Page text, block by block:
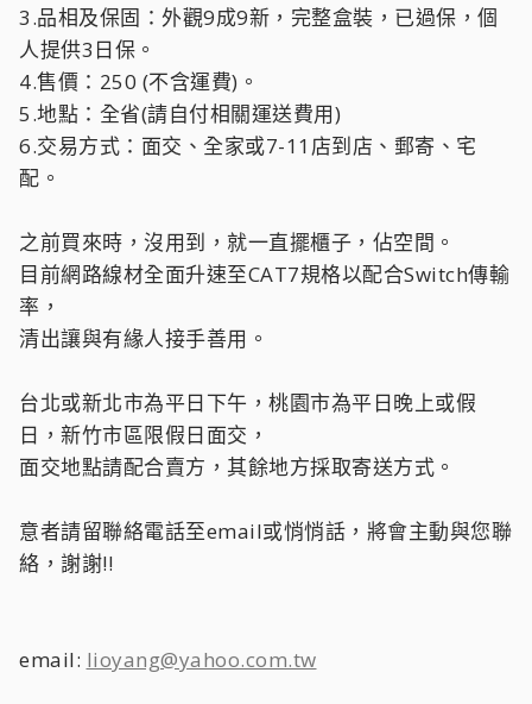
3.品相及保固：外觀9成9新，完整盒裝，已過保，個
人提供3日保。
4.售價：250 (不含運費)。
5.地點：全省(請自付相關運送費用)
6.交易方式：面交、全家或7-11店到店、郵寄、宅
配。
之前買來時，沒用到，就一直擺櫃子，佔空間。
目前網路線材全面升速至CAT7規格以配合Switch傳輸
率，
清出讓與有緣人接手善用。
台北或新北市為平日下午，桃園市為平日晚上或假
日，新竹市區限假日面交，
面交地點請配合賣方，其餘地方採取寄送方式。
意者請留聯絡電話至email或悄悄話，將會主動與您聯
絡，謝謝!!
email: lioyang@yahoo.com.tw